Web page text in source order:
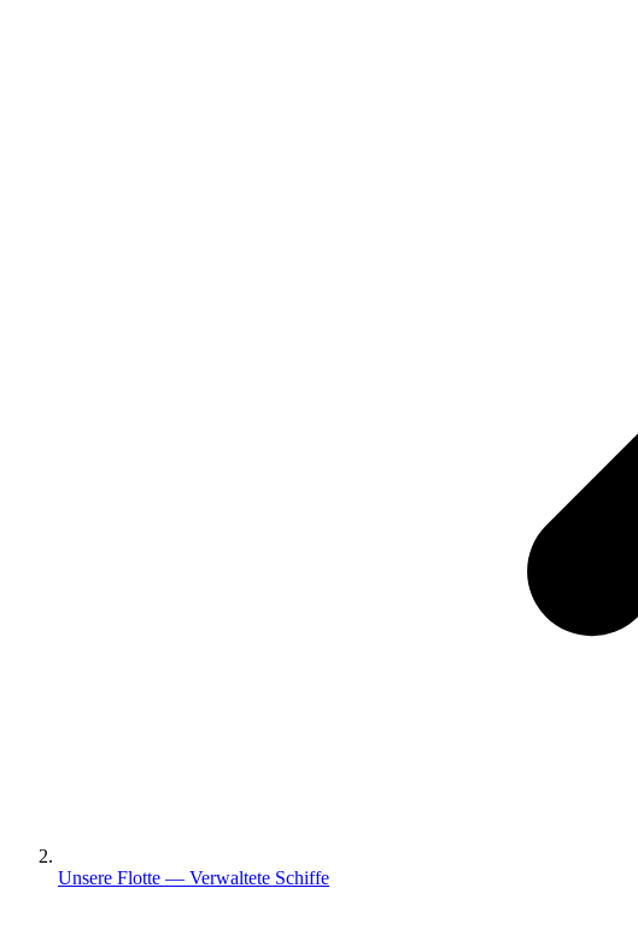
Unsere Flotte — Verwaltete Schiffe